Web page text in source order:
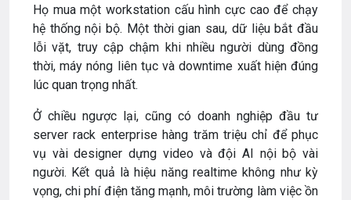
Họ mua một workstation cấu hình cực cao để chạy
hệ thống nội bộ. Một thời gian sau, dữ liệu bắt đầu
lỗi vặt, truy cập chậm khi nhiều người dùng đồng
thời, máy nóng liên tục và downtime xuất hiện đúng
lúc quan trọng nhất.
Ở chiều ngược lại, cũng có doanh nghiệp đầu tư
server rack enterprise hàng trăm triệu chỉ để phục
vụ vài designer dựng video và đội AI nội bộ vài
người. Kết quả là hiệu năng realtime không như kỳ
vọng, chi phí điện tăng mạnh, môi trường làm việc ồn